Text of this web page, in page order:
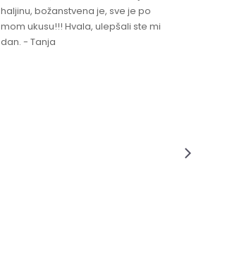
haljinu, božanstvena je, sve je po
mom ukusu!!! Hvala, ulepšali ste mi
dan. - Tanja